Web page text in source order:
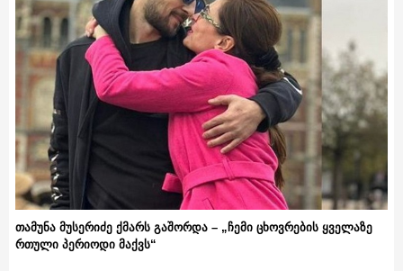
თამუნა მუსერიძე ქმარს გაშორდა – „ჩემი ცხოვრების ყველაზე
რთული პერიოდი მაქვს“